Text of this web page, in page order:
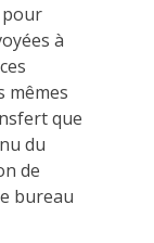
pour
à
mêmes
que
du
de
bureau